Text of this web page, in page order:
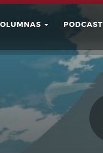
PODCAST